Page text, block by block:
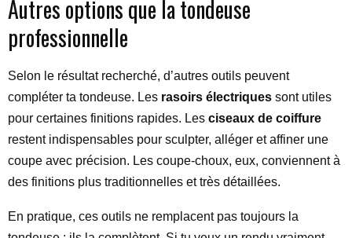
Autres options que la tondeuse
professionnelle
Selon le résultat recherché, d’autres outils peuvent
compléter ta tondeuse. Les rasoirs électriques sont utiles
pour certaines finitions rapides. Les ciseaux de coiffure
restent indispensables pour sculpter, alléger et affiner une
coupe avec précision. Les coupe-choux, eux, conviennent à
des finitions plus traditionnelles et très détaillées.
En pratique, ces outils ne remplacent pas toujours la